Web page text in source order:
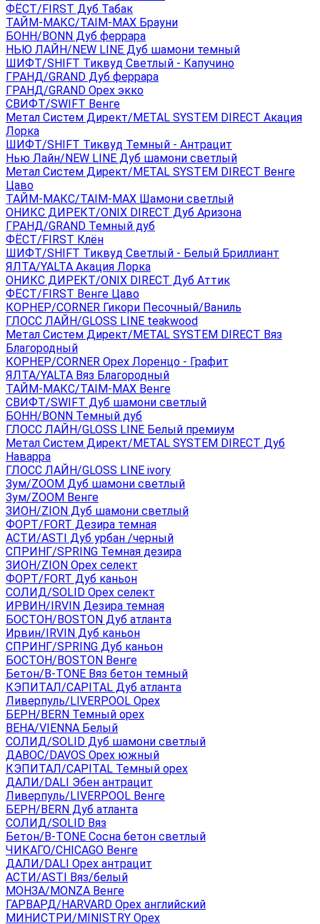
ФЁСТ/FIRST Дуб Табак
ТАЙМ-МАКС/TAIM-MAX Брауни
БОНН/BONN Дуб феррара
НЬЮ ЛАЙН/NEW LINE Дуб шамони темный
ШИФТ/SHIFT Тиквуд Светлый - Капучино
ГРАНД/GRAND Дуб феррара
ГРАНД/GRAND Орех экко
СВИФТ/SWIFT Венге
Метал Систем Директ/METAL SYSTEM DIRECT Акация
Лорка
ШИФТ/SHIFT Тиквуд Темный - Антрацит
Нью Лайн/NEW LINE Дуб шамони светлый
Метал Систем Директ/METAL SYSTEM DIRECT Венге
Цаво
ТАЙМ-МАКС/TAIM-MAX Шамони светлый
ОНИКС ДИРЕКТ/ONIX DIRECT Дуб Аризона
ГРАНД/GRAND Темный дуб
ФЁСТ/FIRST Клён
ШИФТ/SHIFT Тиквуд Светлый - Белый Бриллиант
ЯЛТА/YALTA Акация Лорка
ОНИКС ДИРЕКТ/ONIX DIRECT Дуб Аттик
ФЁСТ/FIRST Венге Цаво
КОРНЕР/CORNER Гикори Песочный/Ваниль
ГЛОСС ЛАЙН/GLOSS LINE teakwood
Метал Систем Директ/METAL SYSTEM DIRECT Вяз
Благородный
КОРНЕР/CORNER Орех Лоренцо - Графит
ЯЛТА/YALTA Вяз Благородный
ТАЙМ-МАКС/TAIM-MAX Венге
СВИФТ/SWIFT Дуб шамони светлый
БОНН/BONN Темный дуб
ГЛОСС ЛАЙН/GLOSS LINE Белый премиум
Метал Систем Директ/METAL SYSTEM DIRECT Дуб
Наварра
ГЛОСС ЛАЙН/GLOSS LINE ivory
Зум/ZOOM Дуб шамони светлый
Зум/ZOOM Венге
ЗИОН/ZION Дуб шамони светлый
ФОРТ/FORT Дезира темная
АСТИ/ASTI Дуб урбан /черный
СПРИНГ/SPRING Темная дезира
ЗИОН/ZION Орех селект
ФОРТ/FORT Дуб каньон
СОЛИД/SOLID Орех селект
ИРВИН/IRVIN Дезира темная
БОСТОН/BOSTON Дуб атланта
Ирвин/IRVIN Дуб каньон
СПРИНГ/SPRING Дуб каньон
БОСТОН/BOSTON Венге
Бетон/B-TONE Вяз бетон темный
КЭПИТАЛ/CAPITAL Дуб атланта
Ливерпуль/LIVERPOOL Орех
БЕРН/BERN Темный орех
ВЕНА/VIENNA Белый
СОЛИД/SOLID Дуб шамони светлый
ДАВОС/DAVOS Орех южный
КЭПИТАЛ/CAPITAL Темный орех
ДАЛИ/DALI Эбен антрацит
Ливерпуль/LIVERPOOL Венге
БЕРН/BERN Дуб атланта
СОЛИД/SOLID Вяз
Бетон/B-TONE Сосна бетон светлый
ЧИКАГО/CHICAGO Венге
ДАЛИ/DALI Орех антрацит
АСТИ/ASTI Вяз/белый
МОНЗА/MONZA Венге
ГАРВАРД/HARVARD Орех английский
МИНИСТРИ/MINISTRY Орех